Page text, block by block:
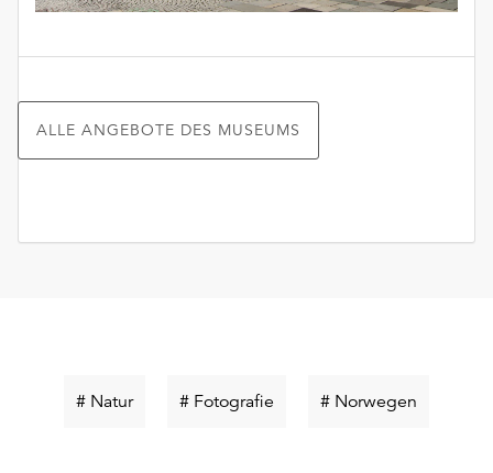
ALLE ANGEBOTE DES MUSEUMS
# NaturSchlüsselwort
# Fotografie Schlüsselwort
# Norwegen